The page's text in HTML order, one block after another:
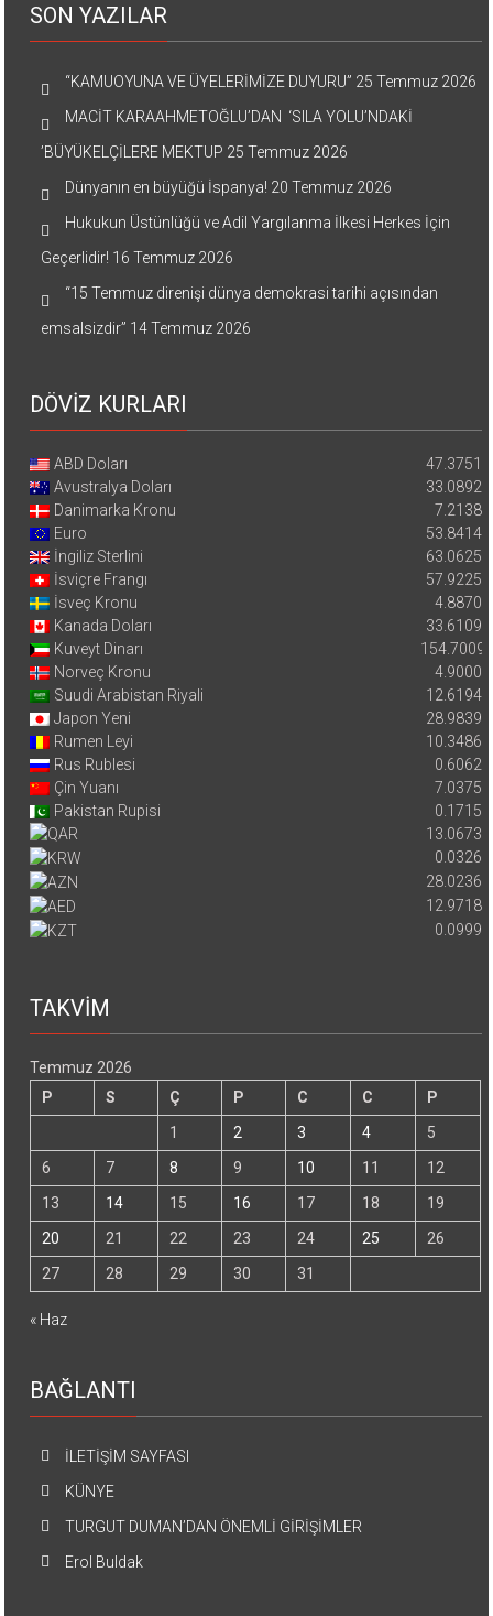
SON YAZILAR
“KAMUOYUNA VE ÜYELERİMİZE DUYURU” 25 Temmuz 2026
MACİT KARAAHMETOĞLU’DAN ‘SILA YOLU’NDAKİ
’BÜYÜKELÇİLERE MEKTUP 25 Temmuz 2026
Dünyanın en büyüğü İspanya! 20 Temmuz 2026
Hukukun Üstünlüğü ve Adil Yargılanma İlkesi Herkes İçin
Geçerlidir! 16 Temmuz 2026
“15 Temmuz direnişi dünya demokrasi tarihi açısından
emsalsizdir” 14 Temmuz 2026
DÖVİZ KURLARI
ABD Doları
47.3751
Avustralya Doları
33.0892
Danimarka Kronu
7.2138
Euro
53.8414
İngiliz Sterlini
63.0625
İsviçre Frangı
57.9225
İsveç Kronu
4.8870
Kanada Doları
33.6109
Kuveyt Dinarı
154.7009
Norveç Kronu
4.9000
Suudi Arabistan Riyali
12.6194
Japon Yeni
28.9839
Rumen Leyi
10.3486
Rus Rublesi
0.6062
Çin Yuanı
7.0375
Pakistan Rupisi
0.1715
13.0673
0.0326
28.0236
12.9718
0.0999
TAKVİM
Temmuz 2026
P
S Ç P C C
P
1
2 3 4
5
6
7 8 9 10 11
12
13
14 15 16 17 18
19
20
21 22 23 24 25
26
27
28 29 30 31
« Haz
BAĞLANTI
İLETİŞİM SAYFASI
KÜNYE
TURGUT DUMAN’DAN ÖNEMLİ GİRİŞİMLER
Erol Buldak